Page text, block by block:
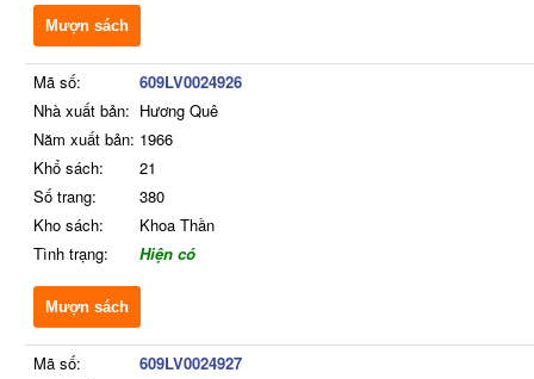
Mượn sách
Mã số:
609LV0024926
Nhà xuất bản: Hương Quê
Năm xuất bản: 1966
Khổ sách:
21
Số trang:
380
Kho sách:
Khoa Thần
Tình trạng:
Hiện có
Mượn sách
Mã số:
609LV0024927